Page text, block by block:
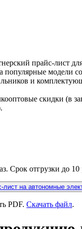
прайс-лист
популярные модели
и
скидки (в
Срок отгрузки до 10
лист на автономные
PDF. Скачать файл.